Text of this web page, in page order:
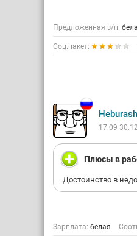
Предложенная з/п:
Соц.пакет:
17:09
Плюсы в
Достоинство в
Зарплата: белая